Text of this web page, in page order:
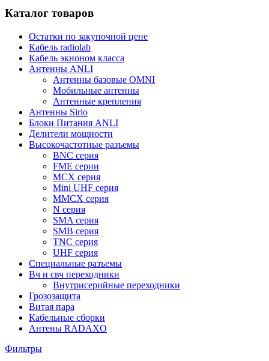
Каталог товаров
Остатки по закупочной цене
Кабель radiolab
Кабель экноном класса
Антенны ANLI
Антенны базовые OMNI
Мобильные антенны
Антенные крепления
Антенны Sirio
Блоки Питания ANLI
Делители мощности
Высокочастотные разъемы
BNC серия
FME серии
MCX серия
Mini UHF серия
MMCX серия
N серия
SMA серия
SMB серия
TNC серия
UHF серия
Специальные разъемы
Вч и свч переходники
Внутрисерийные переходники
Грозозащита
Витая пара
Кабельные сборки
Антены RADAXO
Фильтры